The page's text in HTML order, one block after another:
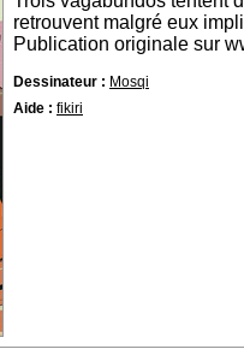
retrouvent malgré eux
Publication originale sur
Dessinateur : Mosqi
Aide : fikiri